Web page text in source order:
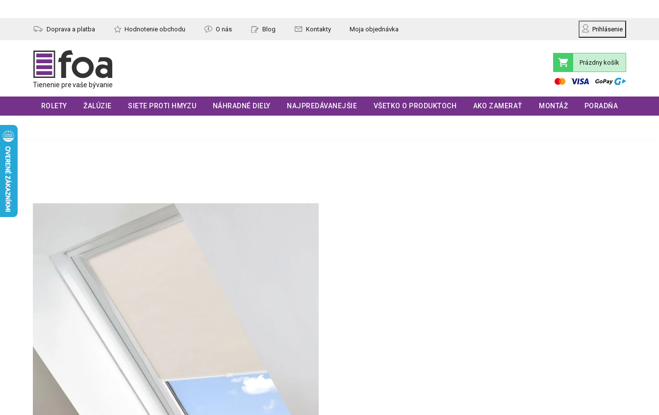
Doprava a platba Hodnotenie obchodu O nás Blog Kontakty Moja objednávka Prihlásenie
Nákupný
košík
Prázdny košík
ROLETY ŽALÚZIE SIETE PROTI HMYZU NÁHRADNÉ DIELY NAJPREDÁVANEJŠIE VŠETKO O PRODUKTOCH AKO ZAMERAŤ MONTÁŽ PORADŇA